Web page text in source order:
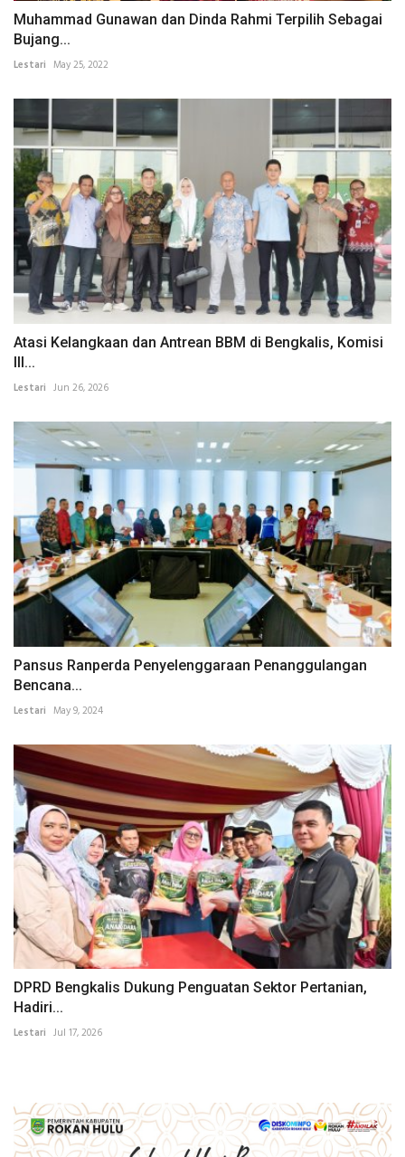
Muhammad Gunawan dan Dinda Rahmi Terpilih Sebagai
Bujang...
Lestari May 25, 2022
Atasi Kelangkaan dan Antrean BBM di Bengkalis, Komisi
III...
Lestari Jun 26, 2026
Pansus Ranperda Penyelenggaraan Penanggulangan
Bencana...
Lestari May 9, 2024
DPRD Bengkalis Dukung Penguatan Sektor Pertanian,
Hadiri...
Lestari Jul 17, 2026